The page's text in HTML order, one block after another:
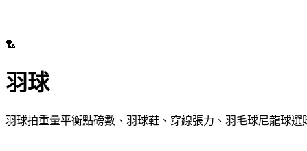
🏸
羽球
羽球拍重量平衡點磅數、羽球鞋、穿線張力、羽毛球尼龍球